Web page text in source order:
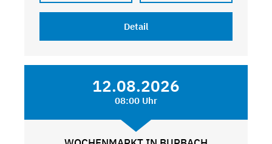
Detail
12.08.2026
08:00 Uhr